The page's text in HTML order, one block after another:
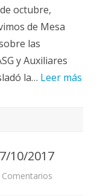
octubre,
de Mesa
las
y Auxiliares
la… Leer más
10/2017
Comentarios